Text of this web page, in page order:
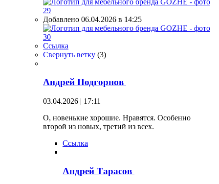
Добавлено 06.04.2026 в 14:25
Ссылка
Свернуть ветку (3)
Андрей Подгорнов
03.04.2026 | 17:11
О, новенькие хорошие. Нравятся. Особенно
второй из новых, третий из всех.
Ссылка
Андрей Тарасов